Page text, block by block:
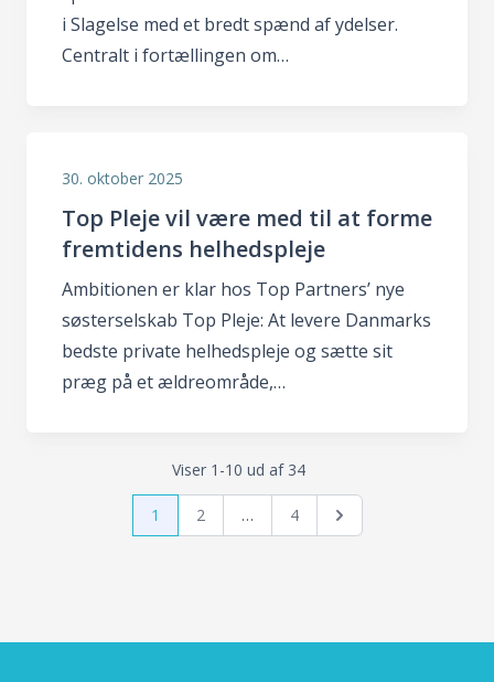
i Slagelse med et bredt spænd af ydelser.
Centralt i fortællingen om…
30. oktober 2025
Top Pleje vil være med til at forme
fremtidens helhedspleje
Ambitionen er klar hos Top Partners’ nye
søsterselskab Top Pleje: At levere Danmarks
bedste private helhedspleje og sætte sit
præg på et ældreområde,…
Viser 1-10 ud af 34
Navigation
til
1 2 … 4